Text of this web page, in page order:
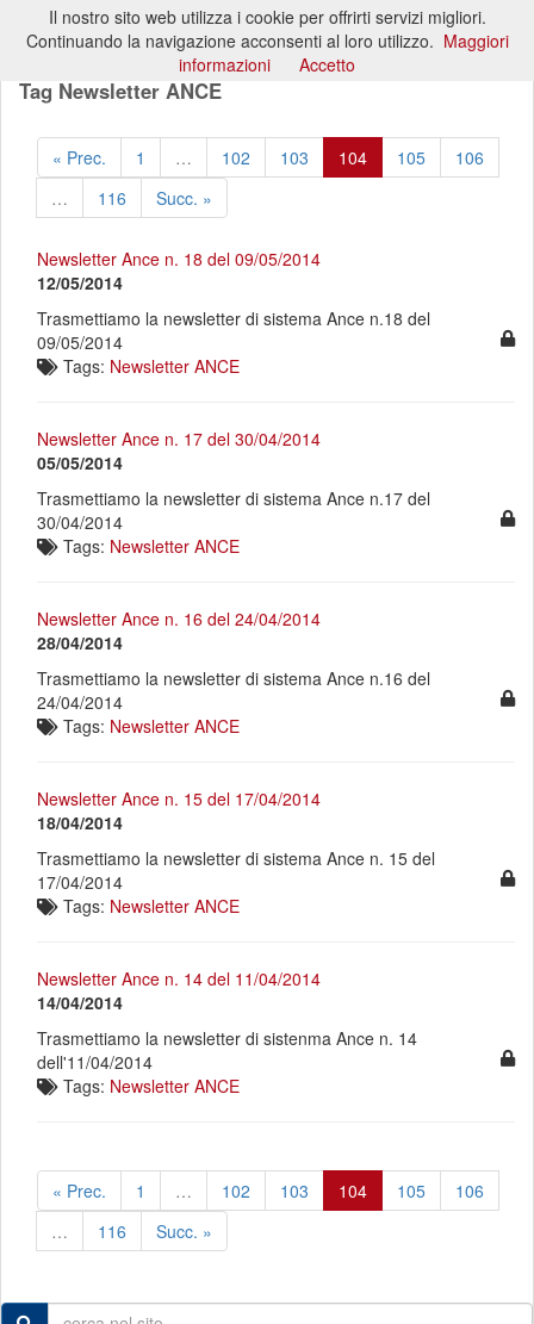
Tag Newsletter ANCE
« Prec. 1 … 102 103 104 105
106
…
116 Succ. »
Newsletter Ance n. 18 del 09/05/2014
12/05/2014
Trasmettiamo la newsletter di sistema Ance n.18 del
09/05/2014
Tags: Newsletter ANCE
Newsletter Ance n. 17 del 30/04/2014
05/05/2014
Trasmettiamo la newsletter di sistema Ance n.17 del
30/04/2014
Tags: Newsletter ANCE
Newsletter Ance n. 16 del 24/04/2014
28/04/2014
Trasmettiamo la newsletter di sistema Ance n.16 del
24/04/2014
Tags: Newsletter ANCE
Newsletter Ance n. 15 del 17/04/2014
18/04/2014
Trasmettiamo la newsletter di sistema Ance n. 15 del
17/04/2014
Tags: Newsletter ANCE
Newsletter Ance n. 14 del 11/04/2014
14/04/2014
Trasmettiamo la newsletter di sistenma Ance n. 14
dell'11/04/2014
Tags: Newsletter ANCE
« Prec. 1 … 102 103 104 105
106
…
116 Succ. »
Il nostro sito web utilizza i cookie per offrirti servizi migliori.
Continuando la navigazione acconsenti al loro utilizzo. Maggiori
informazioni
Accetto